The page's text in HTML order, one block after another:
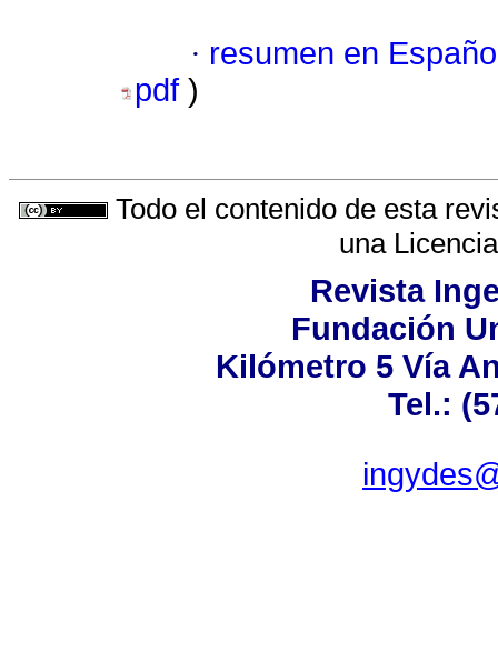
· resumen en
pdf )
Todo el contenido de esta
una
Revista
Fundación
Kilómetro 5 Vía
Tel.: